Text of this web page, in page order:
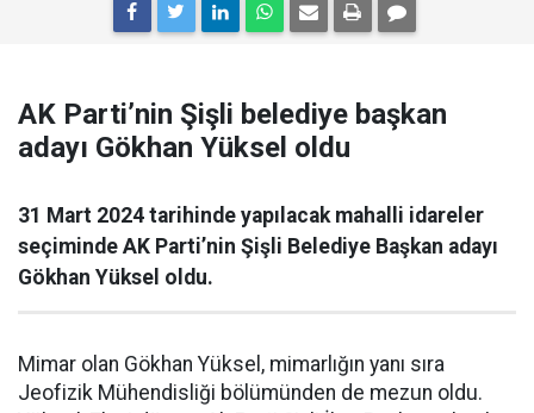
AK Parti’nin Şişli belediye başkan
adayı Gökhan Yüksel oldu
31 Mart 2024 tarihinde yapılacak mahalli idareler
seçiminde AK Parti’nin Şişli Belediye Başkan adayı
Gökhan Yüksel oldu.
Mimar olan Gökhan Yüksel, mimarlığın yanı sıra
Jeofizik Mühendisliği bölümünden de mezun oldu.